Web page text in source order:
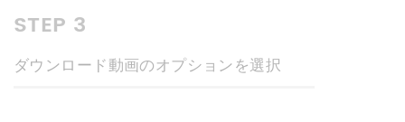
STEP 3
ダウンロード動画のオプションを選択